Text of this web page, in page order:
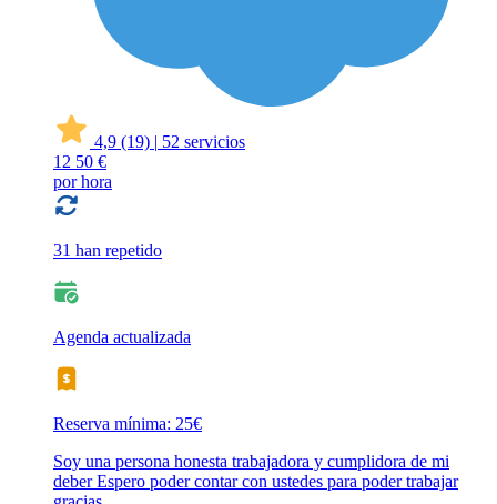
4,9 (19) | 52 servicios
12 50 €
por hora
31 han repetido
Agenda actualizada
Reserva mínima: 25€
Soy una persona honesta trabajadora y cumplidora de mi
deber Espero poder contar con ustedes para poder trabajar